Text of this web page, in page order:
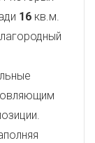
16 кв.м.